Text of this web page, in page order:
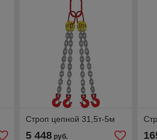
Строп цепной 31,5т-5м
5 448руб.